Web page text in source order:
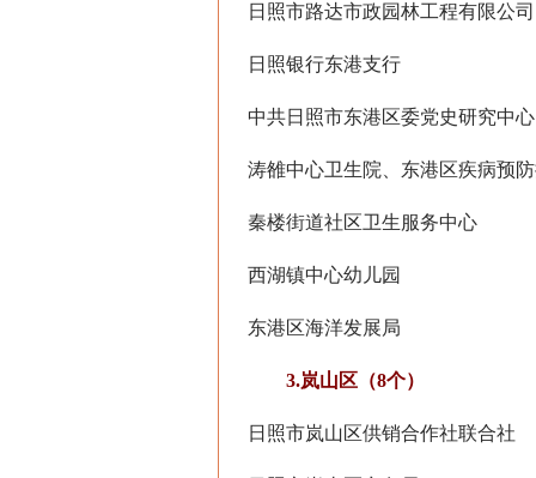
日照市路达市政园林工程有限公司
日照银行东港支行
中共日照市东港区委党史研究中心
涛雒中心卫生院、东港区疾病预
秦楼街道社区卫生服务中心
西湖镇中心幼儿园
东港区海洋发展局
3.岚山区（8个）
日照市岚山区供销合作社联合社